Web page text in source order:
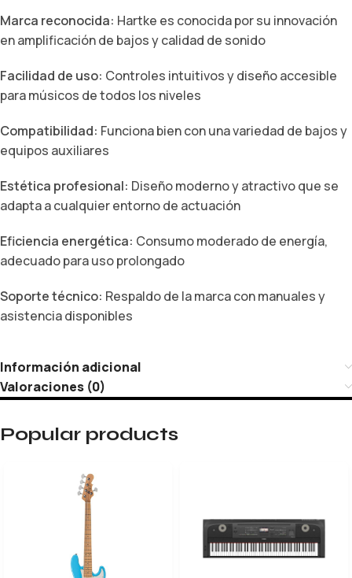
Marca reconocida: Hartke es conocida por su innovación
en amplificación de bajos y calidad de sonido
Facilidad de uso: Controles intuitivos y diseño accesible
para músicos de todos los niveles
Compatibilidad: Funciona bien con una variedad de bajos y
equipos auxiliares
Estética profesional: Diseño moderno y atractivo que se
adapta a cualquier entorno de actuación
Eficiencia energética: Consumo moderado de energía,
adecuado para uso prolongado
Soporte técnico: Respaldo de la marca con manuales y
asistencia disponibles
Información adicional
Valoraciones (0)
Popular products